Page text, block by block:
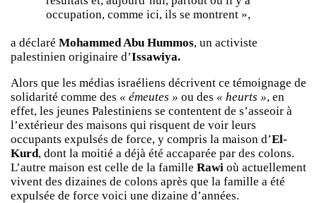
occupation, comme ici, ils se montrent »,
a déclaré Mohammed Abu Hummos, un activiste
palestinien originaire d’Issawiya.
Alors que les médias israéliens décrivent ce témoignage de
solidarité comme des « émeutes » ou des « heurts », en
effet, les jeunes Palestiniens se contentent de s’asseoir à
l’extérieur des maisons qui risquent de voir leurs
occupants expulsés de force, y compris la maison d’El-
Kurd, dont la moitié a déjà été accaparée par des colons.
L’autre maison est celle de la famille Rawi où actuellement
vivent des dizaines de colons après que la famille a été
expulsée de force voici une dizaine d’années.